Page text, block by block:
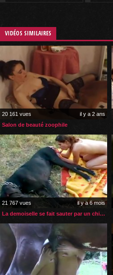
VIDÉOS SIMILAIRES
20 161 vues
il y a 2 ans
Salon de beauté zoophile
21 767 vues
il y a 6 mois
La demoiselle se fait sauter par un chien plus gros qu’elle